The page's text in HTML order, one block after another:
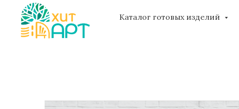
Каталог готовых изделий